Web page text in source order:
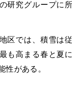
研究グループに
区では、積雪は
も高まる春と夏
性がある。